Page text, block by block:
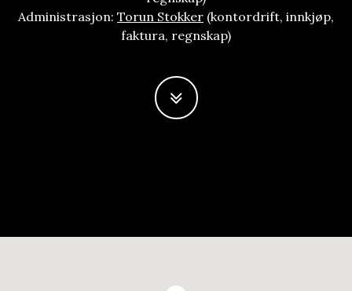
Administrasjon: Torun Stokker (kontordrift, innkjøp,
faktura, regnskap)